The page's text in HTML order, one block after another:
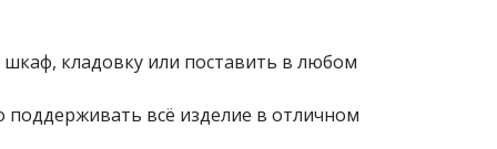
шкаф, кладовку или поставить в любом
поддерживать всё изделие в отличном